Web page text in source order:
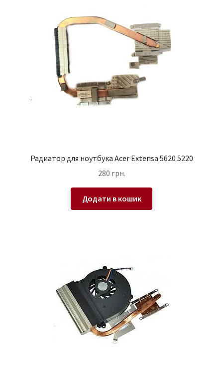
Радиатор для ноутбука Acer Extensa 5620 5220
280 грн.
Додати в кошик